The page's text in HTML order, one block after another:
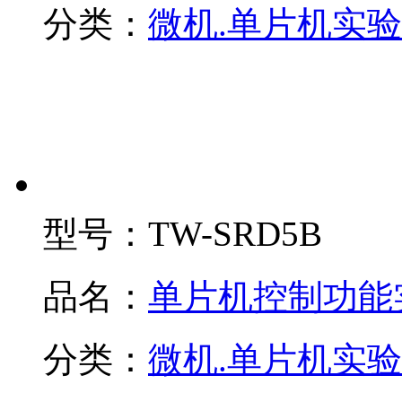
分类： 微机.单片机实
型号： TW-SRD5B
品名： 单片机控制功
分类： 微机.单片机实